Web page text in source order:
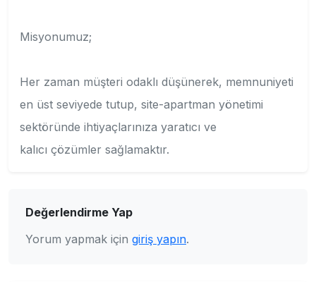
Misyonumuz;
Her zaman müşteri odaklı düşünerek, memnuniyeti
en üst seviyede tutup, site-apartman yönetimi
sektöründe ihtiyaçlarınıza yaratıcı ve
kalıcı çözümler sağlamaktır.
Değerlendirme Yap
Yorum yapmak için giriş yapın.